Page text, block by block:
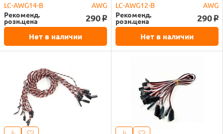
LC-AWG14-B
AWG
Рекоменд.
розн.цена 290 o
Нет в наличии
LC-AWG12-B
AWG
Рекоменд.
розн.цена 290 o
Нет в наличии